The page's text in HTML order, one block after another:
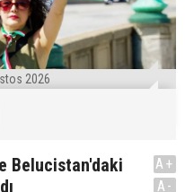
2026
Belucistan'daki
A+
A-